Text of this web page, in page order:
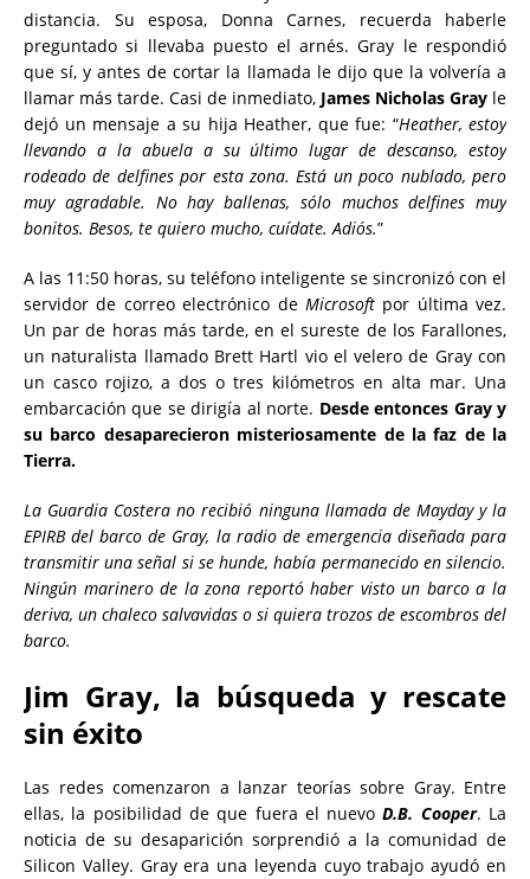
distancia. Su esposa, Donna Carnes, recuerda haberle
preguntado si llevaba puesto el arnés. Gray le respondió
que sí, y antes de cortar la llamada le dijo que la volvería a
llamar más tarde. Casi de inmediato, James Nicholas Gray le
dejó un mensaje a su hija Heather, que fue: “Heather, estoy
llevando a la abuela a su último lugar de descanso, estoy
rodeado de delfines por esta zona. Está un poco nublado, pero
muy agradable. No hay ballenas, sólo muchos delfines muy
bonitos. Besos, te quiero mucho, cuídate. Adiós.”
A las 11:50 horas, su teléfono inteligente se sincronizó con el
servidor de correo electrónico de Microsoftpor última vez.
Un par de horas más tarde, en el sureste de los Farallones,
un naturalista llamado Brett Hartl vio el velero de Gray con
un casco rojizo, a dos o tres kilómetros en alta mar. Una
embarcación que se dirigía al norte. Desde entonces Gray y
su barco desaparecieron misteriosamente de la faz de la
Tierra.
La Guardia Costera no recibió ninguna llamada de Mayday y la
EPIRB del barco de Gray, la radio de emergencia diseñada para
transmitir una señal si se hunde, había permanecido en silencio.
Ningún marinero de la zona reportó haber visto un barco a la
deriva, un chaleco salvavidas o si quiera trozos de escombros del
barco.
Jim Gray, la búsqueda y rescate
sin éxito
Las redes comenzaron a lanzar teorías sobre Gray. Entre
ellas, la posibilidad de que fuera el nuevoD.B. Cooper. La
noticia de su desaparición sorprendió a la comunidad de
Silicon Valley. Gray era una leyenda cuyo trabajo ayudó en